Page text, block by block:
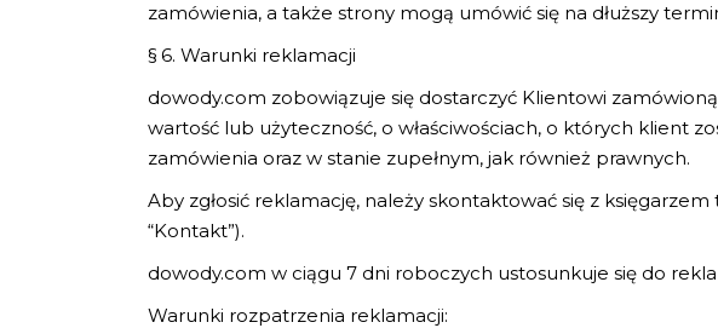
zamówienia, a także strony mogą umówić się na dłuższy
§ 6. Warunki reklamacji
dowody.com zobowiązuje się dostarczyć Klientowi
wartość lub użyteczność, o właściwościach, o których klient
zamówienia oraz w stanie zupełnym, jak również prawnych.
Aby zgłosić reklamację, należy skontaktować się z
“Kontakt”).
dowody.com w ciągu 7 dni roboczych ustosunkuje się do
Warunki rozpatrzenia reklamacji: